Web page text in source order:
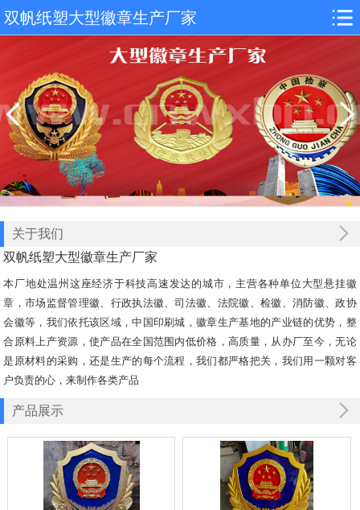
双帆纸塑大型徽章生产厂家
关于我们
双帆纸塑大型徽章生产厂家
本厂地处温州这座经济于科技高速发达的城市，主营各种单位大型悬挂徽
章，市场监督管理徽、行政执法徽、司法徽、法院徽、检徽、消防徽、政协
会徽等，我们依托该区域，中国印刷城，徽章生产基地的产业链的优势，整
合原料上产资源，使产品在全国范围内低价格，高质量，从办厂至今，无论
是原材料的采购，还是生产的每个流程，我们都严格把关，我们用一颗对客
户负责的心，来制作各类产品
产品展示